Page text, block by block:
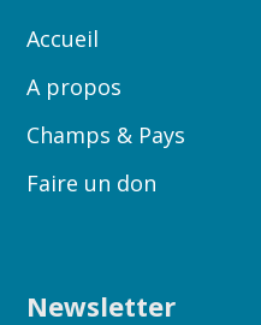
Accueil
A propos
Champs & Pays
Faire un don
Newsletter